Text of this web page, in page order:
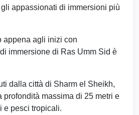
appassionati di immersioni più
appena agli inizi con
immersione di Ras Umm Sid è
dalla città di Sharm el Sheikh,
profondità massima di 25 metri e
e pesci tropicali.